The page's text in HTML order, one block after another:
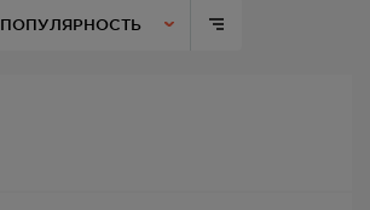
ПОПУЛЯРНОСТЬ